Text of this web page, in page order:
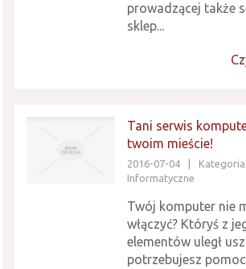
prowadzącej także
sklep...
Tani serwis
twoim mieście!
2016-07-04
Informatyczne
Twój komputer nie
włączyć? Któryś z
elementów uległ
potrzebujesz